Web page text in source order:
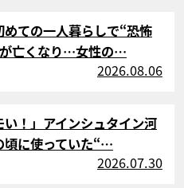
ての一人暮らしで“恐怖
亡くなり…女性の…
2026.08.06
い！」アインシュタイン河
頃に使っていた“…
2026.07.30